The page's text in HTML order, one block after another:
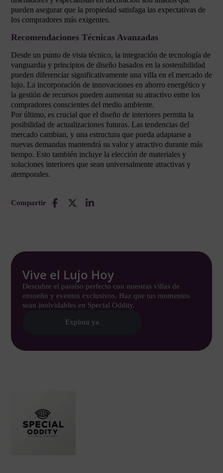
pueden asegurar que la propiedad satisfaga las expectativas de
los compradores más exigentes.
Recomendaciones Técnicas Avanzadas
Desde un punto de vista técnico, la integración de tecnología de
vanguardia y principios de diseño basados en la sostenibilidad
pueden diferenciar significativamente una villa en el mercado de
lujo. La incorporación de innovaciones en ahorro energético y
la gestión de recursos pueden aumentar su atractivo entre los
compradores conscientes del medio ambiente.
Por último, es crucial que el diseño de interiores permita la
posibilidad de actualizaciones futuras. Las tendencias del
mercado cambian, y una estructura que pueda adaptarse a
nuevas demandas mantendrá su valor y atractivo durante más
tiempo. Esto también incluye la elección de materiales y
soluciones interiores que sean universalmente atractivas y
atemporales.
Compartir
Vive el Lujo Hoy
Descubre el paraíso perfecto con nuestras villas de
ensueño y eventos exclusivos. Haz que tus momentos
sean inolvidables en Special Oddity.
Explora ya